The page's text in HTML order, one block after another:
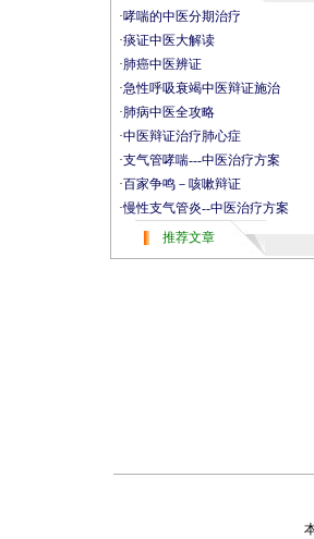
·哮喘的中医分期治疗
·痰证中医大解读
·肺癌中医辨证
·急性呼吸衰竭中医辩证施治
·肺病中医全攻略
·中医辩证治疗肺心症
·支气管哮喘---中医治疗方案
·百家争鸣－咳嗽辩证
·慢性支气管炎--中医治疗方案
推荐文章